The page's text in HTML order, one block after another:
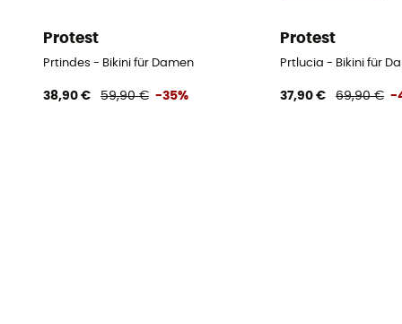
Protest
Prtindes - Bikini für Damen
38,90 € 59,90 € -35%
Protest
Prtlucia - Bikini für
37,90 € 69,90 € -